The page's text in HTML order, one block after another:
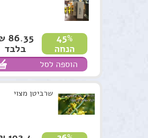
45%
הנחה
86.35 ₪
בלבד
הוספה לסל
שרביטן מצוי